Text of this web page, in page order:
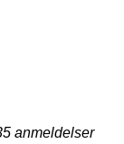
anmeldelser